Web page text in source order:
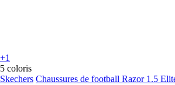
+1
5 coloris
Skechers Chaussures de football Razor 1.5